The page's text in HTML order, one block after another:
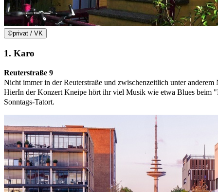
©privat / VK
1. Karo
Reuterstraße 9
Nicht immer in der Reuterstraße und zwischenzeitlich unter
HierIn der Konzert Kneipe hört ihr viel Musik wie etwa Blues beim
Sonntags-Tatort.